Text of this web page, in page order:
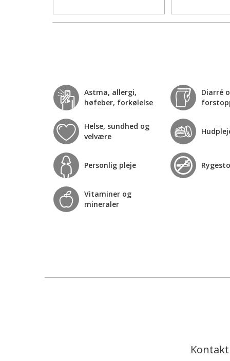
Astma, allergi,
høfeber, forkølelse
Diarré
Helse, sundhed og
velvære
Personlig pleje
Vitaminer og
mineraler